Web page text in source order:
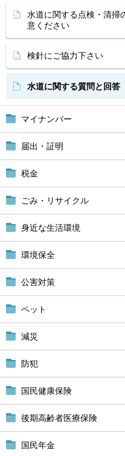
マイナンバー
届出・証明
税金
ごみ・リサイクル
身近な生活環境
環境保全
公害対策
ペット
減災
防犯
国民健康保険
後期高齢者医療保険
国民年金
水道に関する点検・清掃
意ください
検針にご協力下さい
水道に関する質問と回答